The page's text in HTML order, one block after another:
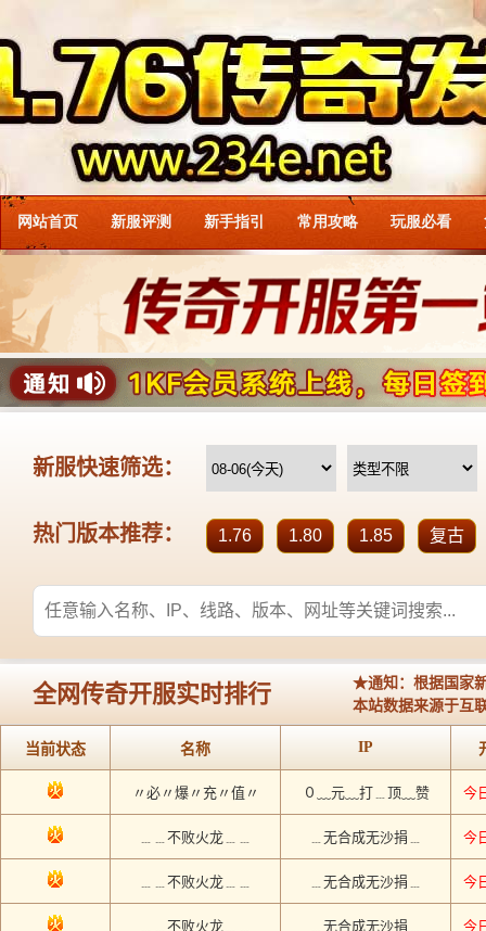
网站首页 新服评测 新手指引 常用攻略 玩服必看